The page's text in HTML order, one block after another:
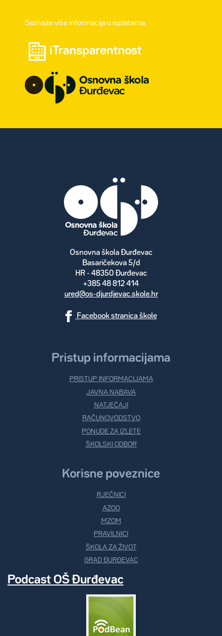
Saznajte više informacija o isplatama
iTransparentnost
Osnovna škola Đurđevac
Basaričekova 5/d
HR - 48350 Đurđevac
+385 48 812 414
ured@os-djurdjevac.skole.hr
Facebook stranica škole
Pristup informacijama
PRISTUP INFORMACIJAMA
JAVNA NABAVA
NATJEČAJI
RAČUNOVODSTVO
PONUDE ZA IZLETE
ŠKOLSKI ODBOR
Korisne poveznice
RJEČNICI
AZOO
MZOM
PRAVILNICI
ŠKOLA ZA ŽIVOT
GRAD ĐURĐEVAC
Podcast OŠ Đurđevac